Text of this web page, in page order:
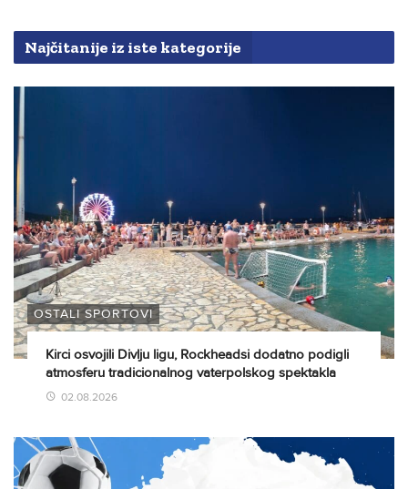
Najčitanije iz iste kategorije
OSTALI SPORTOVI
Kirci osvojili Divlju ligu, Rockheadsi dodatno podigli
atmosferu tradicionalnog vaterpolskog spektakla
02.08.2026